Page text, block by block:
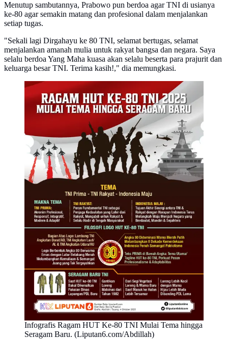
Menutup sambutannya, Prabowo pun berdoa agar TNI di usianya
ke-80 agar semakin matang dan profesional dalam menjalankan
setiap tugas.
"Sekali lagi Dirgahayu ke 80 TNI, selamat bertugas, selamat
menjalankan amanah mulia untuk rakyat bangsa dan negara. Saya
selalu berdoa Yang Maha kuasa akan selalu beserta para prajurit dan
keluarga besar TNI. Terima kasih!," dia memungkasi.
Infografis Ragam HUT Ke-80 TNI Mulai Tema hingga
Seragam Baru. (Liputan6.com/Abdillah)